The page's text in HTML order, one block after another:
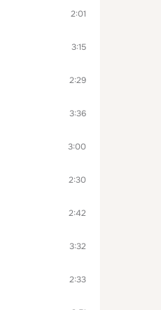
2:01
3:15
2:29
3:36
3:00
2:30
2:42
3:32
2:33